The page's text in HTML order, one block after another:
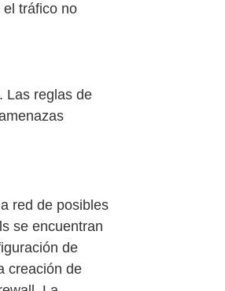
tráfico no
Las reglas de
red de posibles
se encuentran
de
creación de